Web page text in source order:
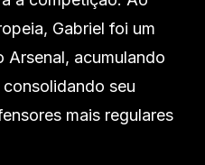
Gabriel foi um
Arsenal, acumulando
seu
mais regulares